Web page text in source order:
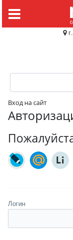
Вход на сайт
Логин